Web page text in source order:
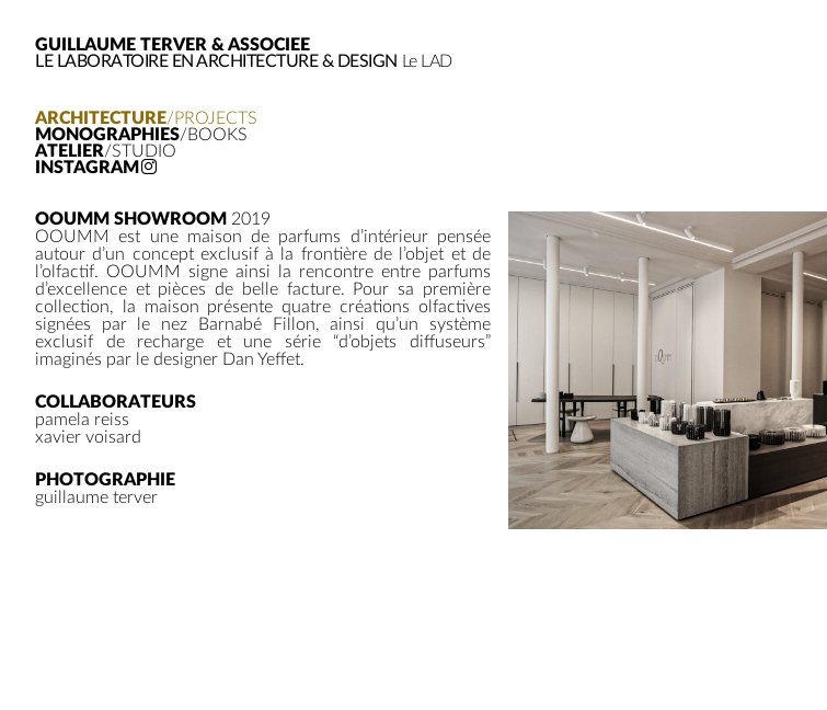
GUILLAUME TERVER & ASSOCIEE
LE LABORATOIRE EN ARCHITECTURE & DESIGN
Le LAD
ARCHITECTURE/PROJECTS
MONOGRAPHIES/BOOKS
ATELIER/STUDIO
INSTAGRAM
OOUMM SHOWROOM 2019
OOUMM est une maison de parfums d’intérieur pensée
autour d’un concept exclusif à la frontière de l’objet et de
l’olfactif. OOUMM signe ainsi la rencontre entre parfums
d’excellence et pièces de belle facture. Pour sa première
collection, la maison présente quatre créations olfactives
signées par le nez Barnabé Fillon, ainsi qu’un système
exclusif de recharge et une série “d’objets diffuseurs”
imaginés par le designer Dan Yeffet.
COLLABORATEURS
pamela reiss
xavier voisard
PHOTOGRAPHIE
guillaume terver